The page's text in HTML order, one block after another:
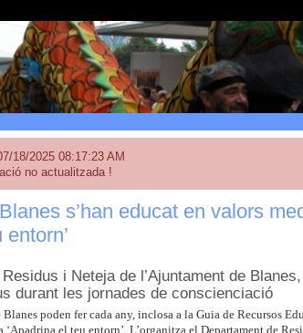
18/2025 08:17:23 AM
no actualitzada !
s’han educat en valors
i Neteja de l’Ajuntament de
durant les jornades de conscienciació
poden fer cada any, inclosa a la Guia de Recursos